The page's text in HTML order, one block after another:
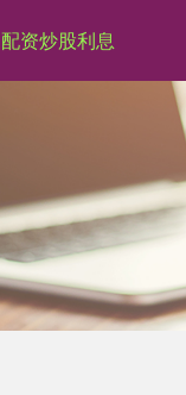
配资炒股利息